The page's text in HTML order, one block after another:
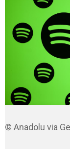
© Anadolu via